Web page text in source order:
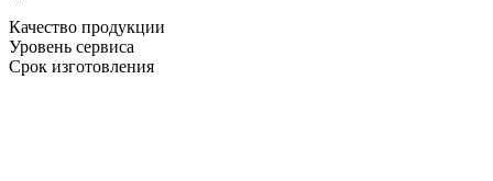
Качество продукции
Уровень сервиса
Срок изготовления